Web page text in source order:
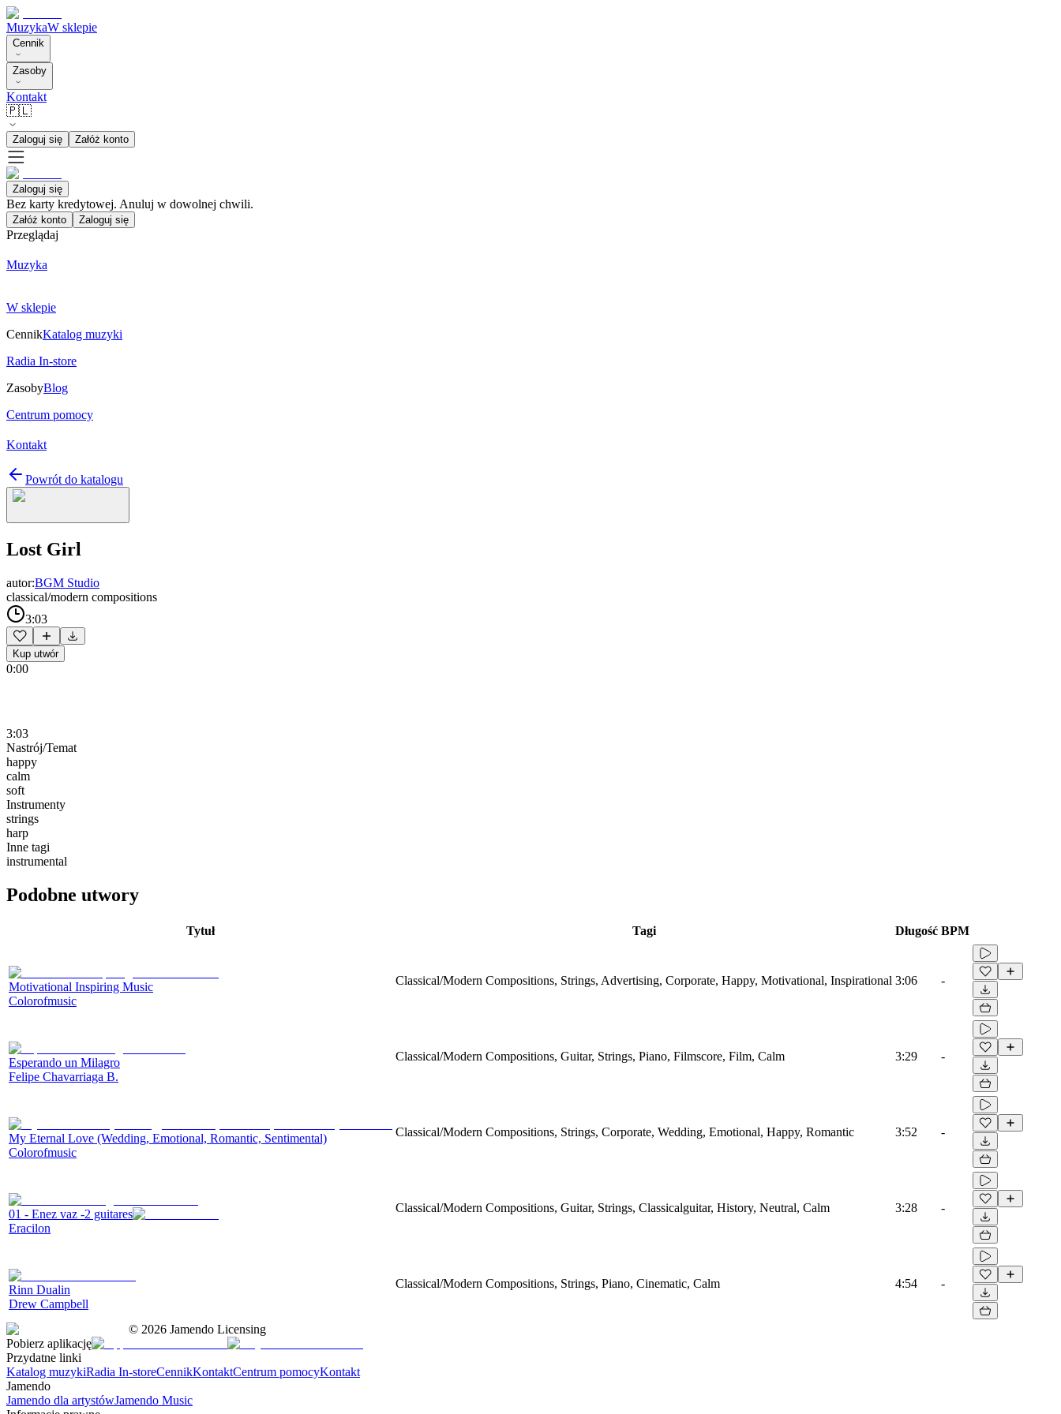
MuzykaW sklepie
Cennik
Zasoby
Kontakt
🇵🇱
Zaloguj się Załóż konto
Zaloguj się
Bez karty kredytowej. Anuluj w dowolnej chwili.
Załóż konto Zaloguj się
Przeglądaj
Muzyka
W sklepie
CennikKatalog muzyki
Radia In-store
ZasobyBlog
Centrum pomocy
Kontakt
Powrót do katalogu
Lost Girl
autor:BGM Studio
classical/modern compositions
3:03
Kup utwór
0:00
3:03
Nastrój/Temat
happy
calm
soft
Instrumenty
strings
harp
Inne tagi
instrumental
Podobne utwory
Tytuł Tagi Długość BPM
Motivational Inspiring Music
Colorofmusic
Classical/Modern Compositions, Strings, Advertising, Corporate, Happy, Motivational, Inspirational 3:06 -
Esperando un Milagro
Felipe Chavarriaga B.
Classical/Modern Compositions, Guitar, Strings, Piano, Filmscore, Film, Calm 3:29 -
My Eternal Love (Wedding, Emotional, Romantic, Sentimental)
Colorofmusic
Classical/Modern Compositions, Strings, Corporate, Wedding, Emotional, Happy, Romantic 3:52 -
01 - Enez vaz -2 guitares
Eracilon
Classical/Modern Compositions, Guitar, Strings, Classicalguitar, History, Neutral, Calm 3:28 -
Rinn Dualin
Drew Campbell
Classical/Modern Compositions, Strings, Piano, Cinematic, Calm 4:54 -
© 2026 Jamendo Licensing
Pobierz aplikację
Przydatne linki
Katalog muzykiRadia In-storeCennikKontaktCentrum pomocyKontakt
Jamendo
Jamendo dla artystówJamendo Music